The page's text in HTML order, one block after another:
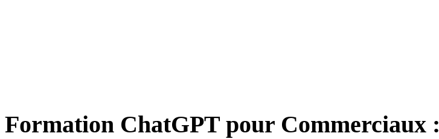
Formation ChatGPT pour Commerciaux :